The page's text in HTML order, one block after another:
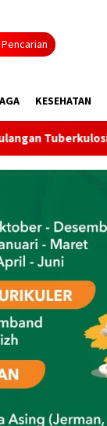
Pencarian
KESEHATAN
Tanggamus